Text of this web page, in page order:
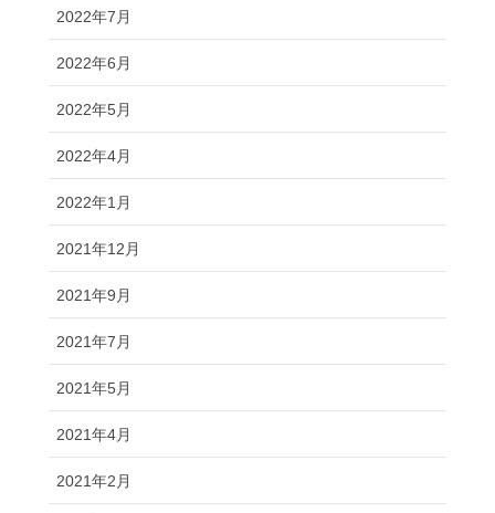
2022年7月
2022年6月
2022年5月
2022年4月
2022年1月
2021年12月
2021年9月
2021年7月
2021年5月
2021年4月
2021年2月